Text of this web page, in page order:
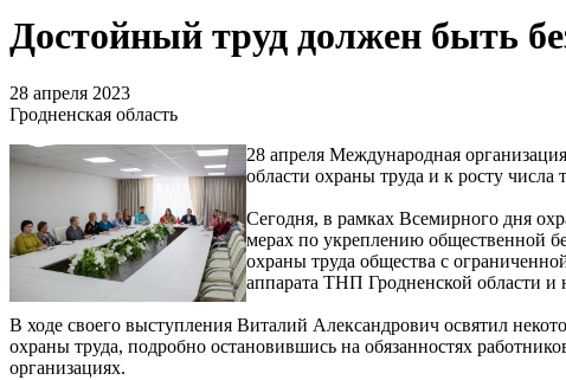
Достойный труд должен быть
28 апреля 2023
Гродненская область
28 апреля Международная
области охраны труда и к росту числа
Сегодня, в рамках Всемирного дня
мерах по укреплению общественной
охраны труда общества с
аппарата ТНП Гродненской области и
В ходе своего выступления Виталий Александрович освятил
охраны труда, подробно остановившись на обязанностях
организациях.